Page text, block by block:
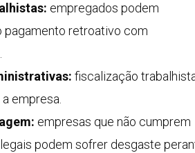
empregados podem
pagamento retroativo com
fiscalização
empresa.
empresas que não cumprem
podem sofrer desgaste